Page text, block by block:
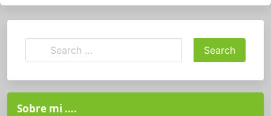
Sobre mi ….